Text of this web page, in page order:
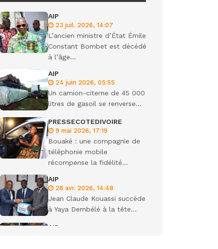
AIP
23 juil. 2026, 14:07
L’ancien ministre d’État Émile
Constant Bombet est décédé
à l’âge...
AIP
24 juin 2026, 05:55
Un camion-citerne de 45 000
litres de gasoil se renverse...
PRESSECOTEDIVOIRE
9 mai 2026, 17:19
Bouaké : une compagnie de
téléphonie mobile
récompense la fidélité...
AIP
28 avr. 2026, 14:48
Jean Claude Kouassi succède
à Yaya Dembélé à la tête...
AIP